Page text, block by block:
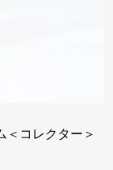
＜コレクター＞